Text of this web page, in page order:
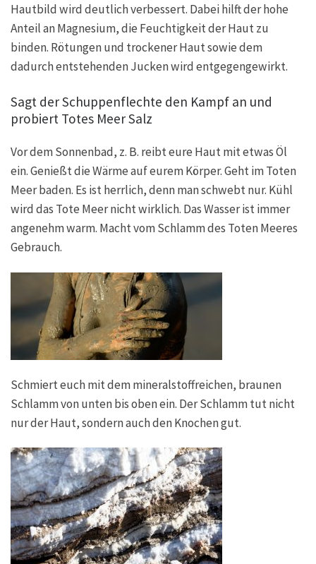
Hautbild wird deutlich verbessert. Dabei hilft der hohe
Anteil an Magnesium, die Feuchtigkeit der Haut zu
binden. Rötungen und trockener Haut sowie dem
dadurch entstehenden Jucken wird entgegengewirkt.
Sagt der Schuppenflechte den Kampf an und
probiert Totes Meer Salz
Vor dem Sonnenbad, z. B. reibt eure Haut mit etwas Öl
ein. Genießt die Wärme auf eurem Körper. Geht im Toten
Meer baden. Es ist herrlich, denn man schwebt nur. Kühl
wird das Tote Meer nicht wirklich. Das Wasser ist immer
angenehm warm. Macht vom Schlamm des Toten Meeres
Gebrauch.
Schmiert euch mit dem mineralstoffreichen, braunen
Schlamm von unten bis oben ein. Der Schlamm tut nicht
nur der Haut, sondern auch den Knochen gut.